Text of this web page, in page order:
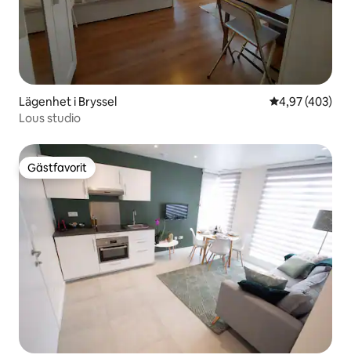
Lägenhet i Bryssel 4,97 av 5 i
4,97 (403)
Lous studio
Gästfavorit
Gästfavorit